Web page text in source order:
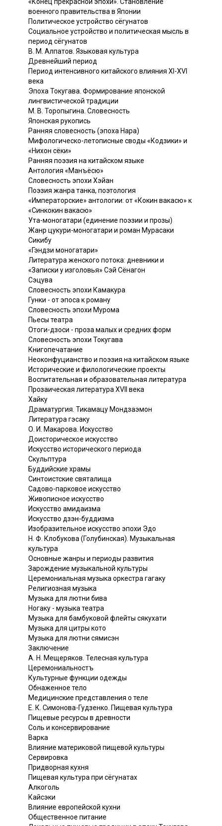
военного правительства в Японии
Политическое устройство сёгунатов
Социальное устройство и политическая мысль в
период сёгунатов
B. М. Алпатов. Языковая культура
Древнейший период
Период интенсивного китайского влияния XI-XVI
века
Эпоха Токугава. Формирование японской
лингвистической традиции
М. В. Торопыгина. Словесность
Японская рукопись
Ранняя словесность (эпоха Нара)
Мифологическо-летописные своды «Кодзики» и
«Нихон сёки»
Ранняя поэзия на китайском языке
Антология «Манъёсю»
Словесность эпохи Хэйан
Поэзия жанра танка, поэтология
«Императорские» антологии: от «Кокин вакасю» к
«Синкокин вакасю»
Ута-моногатари (единение поэзии и прозы)
Жанр цукури-моногатари и роман Мурасаки
Сикибу
«Гэндзи моногатари»
Литература женского потока: дневники и
«Записки у изголовья» Сэй Сёнагон
Сэцува
Словесность эпохи Камакура
Гунки - от эпоса к роману
Словесность эпохи Мурома
Пьесы театра
Отоги-дзоси - проза малых и средних форм
Словесность эпохи Токугава
Книгопечатание
Неоконфуцианство и поэзия на китайском языке
Исторические и филологические проекты
Воспитательная и образовательная литература
Прозаическая литература XVII века
Хайку
Драматургия. Тикамацу Мондзаэмон
Литература гэсаку
О. И. Макарова. Искусство
Доисторическое искусство
Искусство исторического периода
Скульптура
Буддийские храмы
Синтоистские святалища
Садово-парковое искусство
Живописное искусство
Искусство амидаизма
Искусство дзэн-буддизма
Изобразительное искусство эпохи Эдо
Н. Ф. Клобукова (Голубинская). Музыкальная
культура
Основные жанры и периоды развития
Зарождение музыкальной культуры
Церемониальная музыка оркестра гагаку
Религиозная музыка
Музыка для лютни бива
Ногаку - музыка театра
Музыка для бамбуковой флейты сякухати
Музыка для цитры кото
Музыка для лютни сямисэн
Заключение
А. Н. Мещеряков. Телесная культура
Церемониальностъ
Культурные функции одежды
Обнаженное тело
Медицинские представления о теле
Е. К. Симонова-Гудзенко. Пищевая культура
Пищевые ресурсы в древности
Соль и консервирование
Варка
Влияние материковой пищевой культуры
Сервировка
Придворная кухня
Пищевая культура при сёгунатах
Алкоголь
Кайсэки
Влияние европейской кухни
Общественное питание